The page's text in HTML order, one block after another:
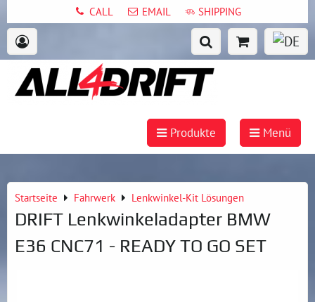
CALL EMAIL SHIPPING
Produkte Menü
Startseite Fahrwerk Lenkwinkel-Kit Lösungen
DRIFT Lenkwinkeladapter BMW
E36 CNC71 - READY TO GO SET